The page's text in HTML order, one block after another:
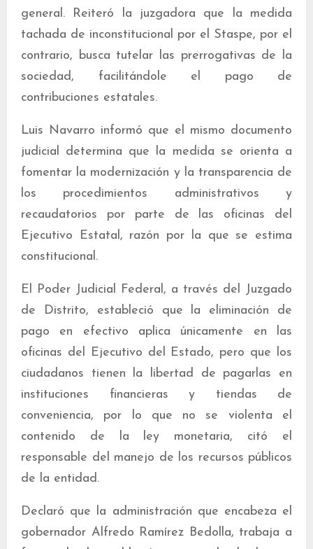
general. Reiteró la juzgadora que la medida
tachada de inconstitucional por el Staspe, por el
contrario, busca tutelar las prerrogativas de la
sociedad, facilitándole el pago de
contribuciones estatales.
Luis Navarro informó que el mismo documento
judicial determina que la medida se orienta a
fomentar la modernización y la transparencia de
los procedimientos administrativos y
recaudatorios por parte de las oficinas del
Ejecutivo Estatal, razón por la que se estima
constitucional.
El Poder Judicial Federal, a través del Juzgado
de Distrito, estableció que la eliminación de
pago en efectivo aplica únicamente en las
oficinas del Ejecutivo del Estado, pero que los
ciudadanos tienen la libertad de pagarlas en
instituciones financieras y tiendas de
conveniencia, por lo que no se violenta el
contenido de la ley monetaria, citó el
responsable del manejo de los recursos públicos
de la entidad.
Declaró que la administración que encabeza el
gobernador Alfredo Ramírez Bedolla, trabaja a